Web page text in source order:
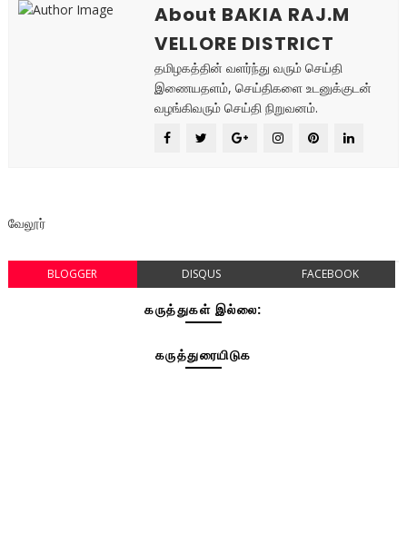
About BAKIA RAJ.M
VELLORE DISTRICT
தமிழகத்தின் வளர்ந்து வரும் செய்தி
இணையதளம், செய்திகளை உடனுக்குடன்
வழங்கிவரும் செய்தி நிறுவனம்.
வேலூர்
BLOGGER DISQUS FACEBOOK
கருத்துகள் இல்லை:
கருத்துரையிடுக